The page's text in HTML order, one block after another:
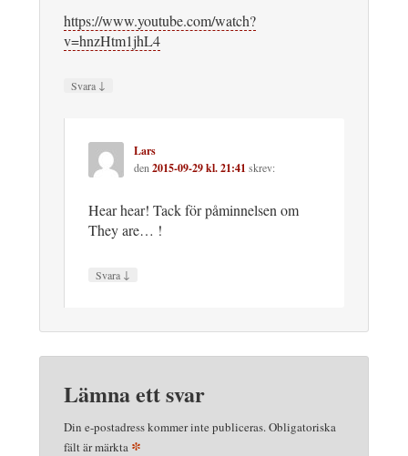
https://www.youtube.com/watch?
v=hnzHtm1jhL4
Svara ↓
Lars
den 2015-09-29 kl. 21:41 skrev:
Hear hear! Tack för påminnelsen om
They are… !
Svara ↓
Lämna ett svar
Din e-postadress kommer inte publiceras.Obligatoriska
fält är märkta *